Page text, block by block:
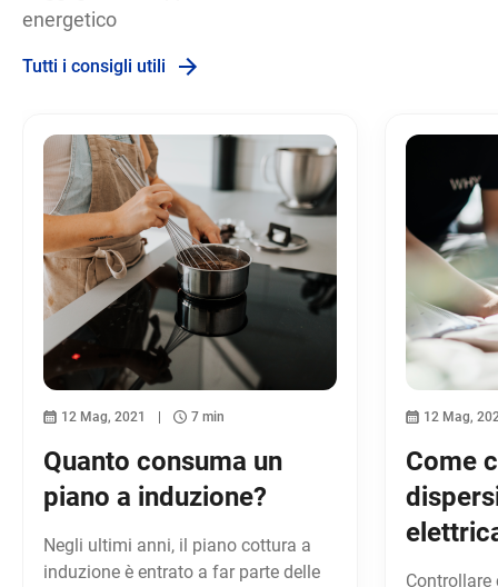
energetico
Tutti i consigli utili
12 Mag, 2021 7 min
Quanto consuma un
piano a induzione?
Negli ultimi anni, il piano cottura a
induzione è entrato a far parte delle
12 Mag,
Come
Controllare